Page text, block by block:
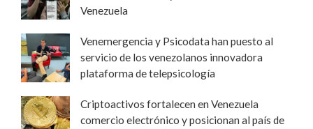
Venezuela
Venemergencia y Psicodata han puesto al
servicio de los venezolanos innovadora
plataforma de telepsicología
Criptoactivos fortalecen en Venezuela
comercio electrónico y posicionan al país de